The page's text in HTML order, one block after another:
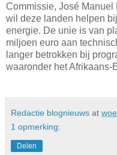
Commissie, José Manuel
wil deze landen helpen
energie. De unie is van
miljoen euro aan
langer betrokken bij
waaronder het Afrikaans-
Redactie blognieuws at
1 opmerking:
Delen